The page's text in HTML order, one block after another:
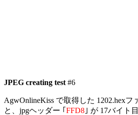
JPEG creating test #6
AgwOnlineKiss で取得した 1202.hex
と、jpgヘッダー ｢ FFD8 ｣ が 17バイト